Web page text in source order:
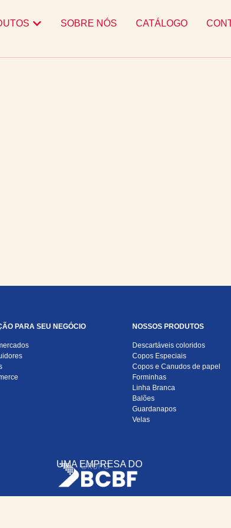
SOBRE NÓS CATÁLOGO
PARA SEU NEGÓCIO NOSSOS PRODUTOS
Descartáveis coloridos
Copos Especiais
Copos e Canudos de papel
Forminhas
Linha Branca
Balões
Guardanapos
Velas
UMA EMPRESA DO